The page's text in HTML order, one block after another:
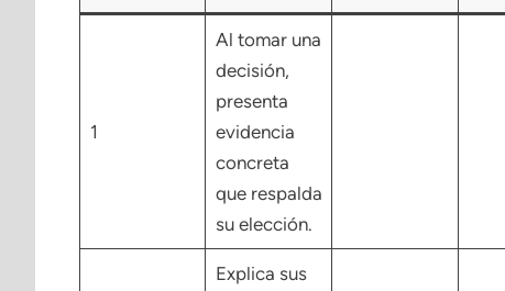
1
Al tomar una
decisión,
presenta
evidencia
concreta
que respalda
su elección.
Explica sus